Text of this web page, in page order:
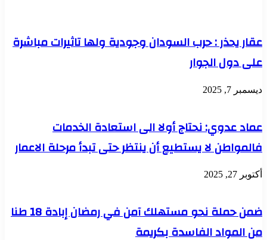
عقار يحذر : حرب السودان وجودية ولها تاثيرات مباشرة
على دول الجوار
ديسمبر 7, 2025
عماد عدوي: نحتاج أولا الى استعادة الخدمات
فالمواطن لا يستطيع أن ينتظر حتى تبدأ مرحلة الاعمار
أكتوبر 27, 2025
ضمن حملة نحو مستهلك آمن في رمضان إبادة 18 طنا
من المواد الفاسدة بكريمة